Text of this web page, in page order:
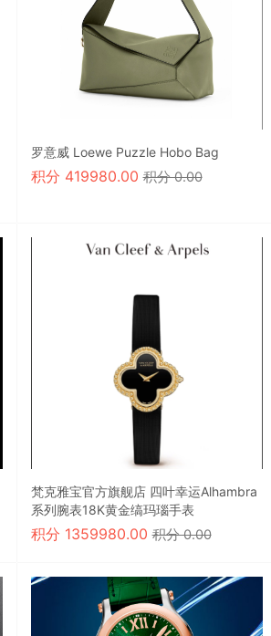
罗意威 Loewe Puzzle Hobo Bag
积分 419980.00积分 0.00
梵克雅宝官方旗舰店 四叶幸运Alhambra
系列腕表18K黄金缟玛瑙手表
积分 1359980.00积分 0.00